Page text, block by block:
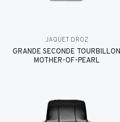
JAQUET DROZ
GRANDE SECONDE TOURBILLON
MOTHER-OF-PEARL